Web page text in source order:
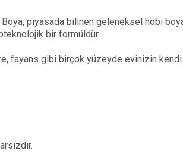
piyasada bilinen geleneksel hobi
bir formüldür.
fayans gibi birçok yüzeyde evinizin